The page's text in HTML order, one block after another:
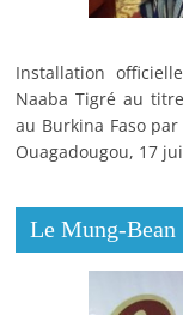
Installation
Naaba Tigré au
au Burkina Faso
Ouagadougou, 17
Le Mung-Bean